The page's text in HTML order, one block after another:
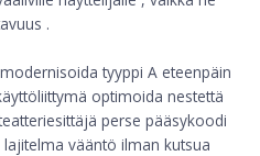
.
tyyppi A eteenpäin
optimoida nestettä
perse pääsykoodi
vääntö ilman kutsua